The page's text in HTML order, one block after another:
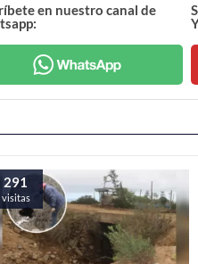
en nuestro canal de
291
visitas